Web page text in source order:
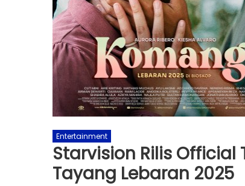
Entertainment
Starvision Rilis Official
Tayang Lebaran 2025